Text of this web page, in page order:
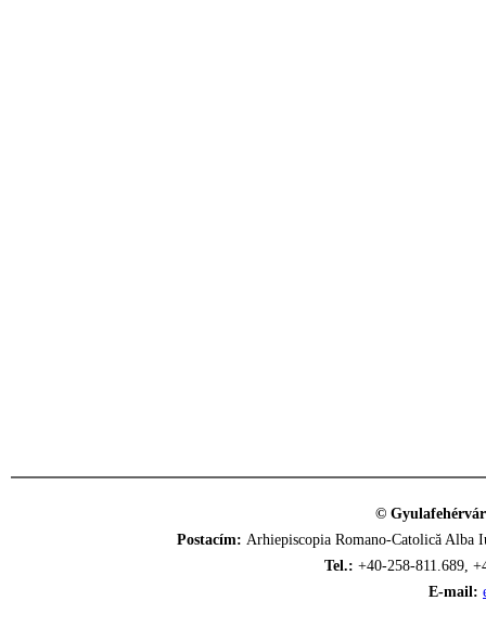
©
Postacím: Arhiepiscopia Romano-Catolică
Tel.: +40-258-811.689,
E-mail: